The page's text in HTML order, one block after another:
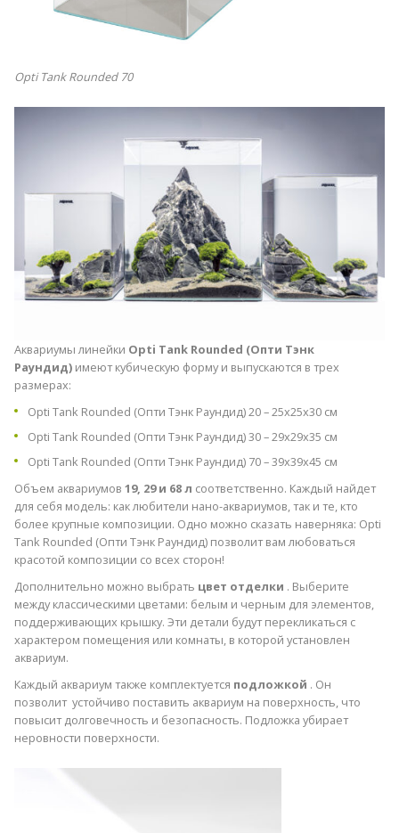
Opti Tank Rounded 70
Аквариумы линейки Opti Tank Rounded (Опти Тэнк
Раундид) имеют кубическую форму и выпускаются в трех
размерах:
Opti Tank Rounded (Опти Тэнк Раундид) 20 – 25x25x30 см
Opti Tank Rounded (Опти Тэнк Раундид) 30 – 29x29x35 см
Opti Tank Rounded (Опти Тэнк Раундид) 70 – 39x39x45 см
Объем аквариумов 19, 29 и 68 л соответственно. Каждый найдет
для себя модель: как любители нано-аквариумов, так и те, кто
более крупные композиции. Одно можно сказать наверняка: Opti
Tank Rounded (Опти Тэнк Раундид) позволит вам любоваться
красотой композиции со всех сторон!
Дополнительно можно выбрать цвет отделки . Выберите
между классическими цветами: белым и черным для элементов,
поддерживающих крышку. Эти детали будут перекликаться с
характером помещения или комнаты, в которой установлен
аквариум.
Каждый аквариум также комплектуется подложкой . Он
позволит устойчиво поставить аквариум на поверхность, что
повысит долговечность и безопасность. Подложка убирает
неровности поверхности.
ДОБАВИТЬ СЛЕДУЮЩИЙ
ПОИСК